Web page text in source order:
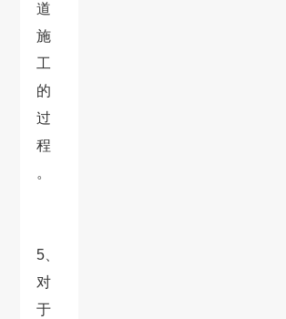
道
施
工
的
过
程
。
5、
对
于